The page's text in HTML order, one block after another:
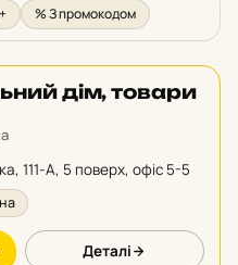
% З промокодом
дім, товари
111-А, 5 поверх, офіс 5-5
Деталі